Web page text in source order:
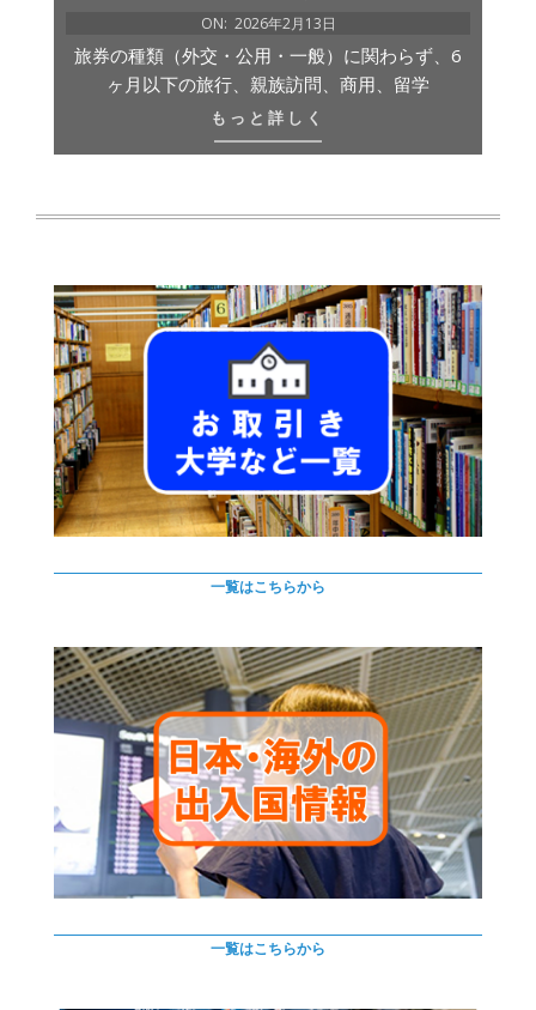
ON: 2026年2月13日
旅券の種類（外交・公用・一般）に関わらず、6
ヶ月以下の旅行、親族訪問、商用、留学
もっと詳しく
一覧はこちらから
一覧はこちらから